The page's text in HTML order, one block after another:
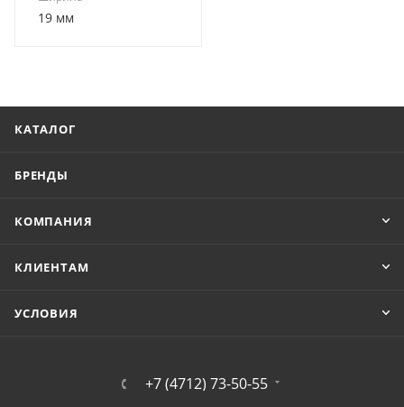
19 мм
КАТАЛОГ
БРЕНДЫ
КОМПАНИЯ
КЛИЕНТАМ
УСЛОВИЯ
+7 (4712) 73-50-55